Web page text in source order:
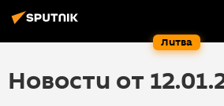
Литва
Новости от